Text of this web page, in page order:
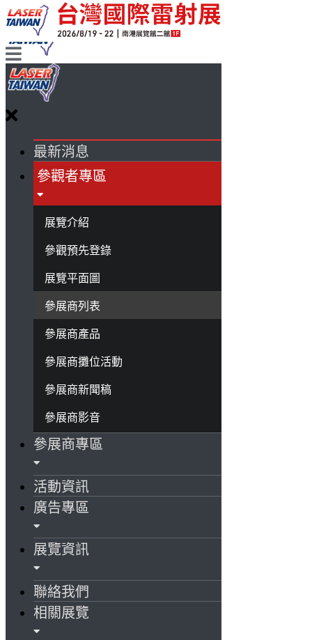
最新消息
參觀者專區
展覽介紹
參觀預先登錄
展覽平面圖
參展商列表
參展商產品
參展商攤位活動
參展商新聞稿
參展商影音
參展商專區
活動資訊
廣告專區
展覽資訊
聯絡我們
相關展覽